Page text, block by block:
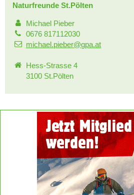
Naturfreunde St.Pölten
Michael Pieber
0676 817112030
michael.pieber@gpa.at
Hess-Strasse 4
3100 St.Pölten